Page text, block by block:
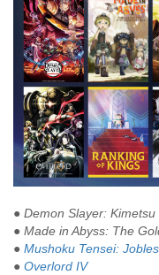
● Demon Slayer:
● Made in Abyss: The
● Mushoku Tensei:
● Overlord IV